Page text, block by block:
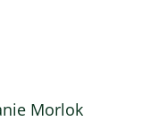
Morlok